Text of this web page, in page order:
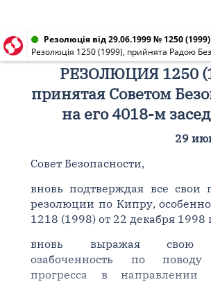
Резолюція від 29.06.1999 № 1250 (1999)
РЕЗОЛЮЦИЯ 1250
принятая Советом
на его 4018-м
29
Совет Безопасности,
вновь подтверждая все свои
резолюции по Кипру,
1218 (1998) от 22 декабря 1998
вновь выражая свою
озабоченность по поводу
прогресса в направлении